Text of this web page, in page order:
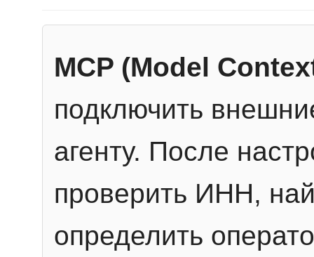
MCP (Model
подключить
агенту. После
проверить ИНН,
определить